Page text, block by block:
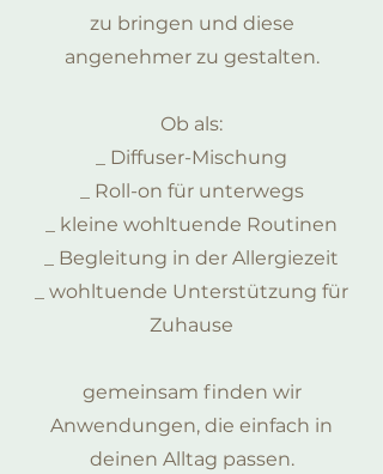
zu bringen und diese
angenehmer zu gestalten.
Ob als:
_ Diffuser-Mischung
_ Roll-on für unterwegs
_ kleine wohltuende Routinen
_ Begleitung in der Allergiezeit
_ wohltuende Unterstützung für
Zuhause
gemeinsam finden wir
Anwendungen, die einfach in
deinen Alltag passen.